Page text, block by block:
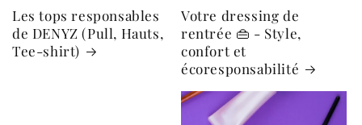
Les tops responsables
de DENYZ (Pull, Hauts,
Tee-shirt)
Votre dressing de
rentrée 👜 - Style,
confort et
écoresponsabilité